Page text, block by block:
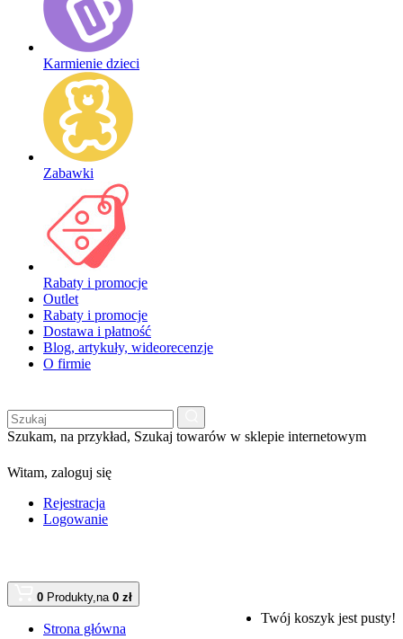
Karmienie dzieci
Zabawki
Rabaty i promocje
Outlet
Rabaty i promocje
Dostawa i płatność
Blog, artykuły, wideorecenzje
O firmie
Szukam, na przykład, Szukaj towarów w sklepie internetowym
Witam, zaloguj się
Rejestracja
Logowanie
0 Produkty,na 0 zł
Twój koszyk jest pusty!
Strona główna